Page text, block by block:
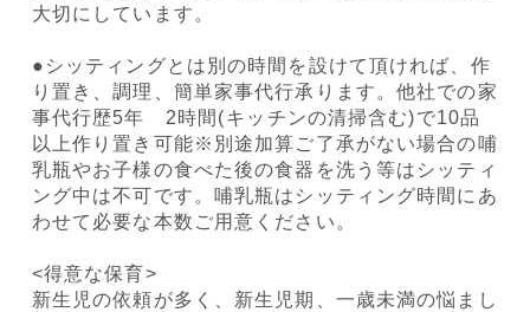
大切にしています。
●シッティングとは別の時間を設けて頂ければ、作
り置き、調理、簡単家事代行承ります。他社での家
事代行歴5年 2時間(⁠キッチンの清掃含む)で10品
以上作り置き可能※別途加算ご了承がない場合の哺
乳瓶やお子様の食べた後の食器を洗う等はシッティ
ング中は不可です。哺乳瓶はシッティング時間にあ
わせて必要な本数ご用意ください。
<得意な保育>
新生児の依頼が多く、新生児期、一歳未満の悩まし